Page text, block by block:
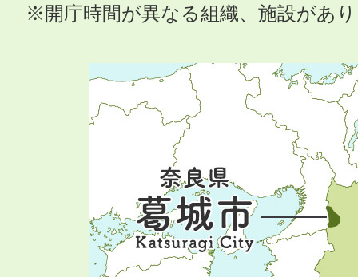
※開庁時間が異なる組織、施設があ